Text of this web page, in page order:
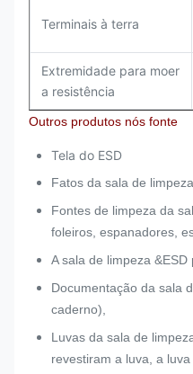
Terminais à terra
Extremidade para moer
a resistência
Outros produtos nós fonte
Tela do ESD
Fatos da sala de limpeza
Fontes de limpeza da
foleiros, espanadores,
A sala de limpeza &ESD
Documentação da sala
caderno),
Luvas da sala de
revestiram a luva, a